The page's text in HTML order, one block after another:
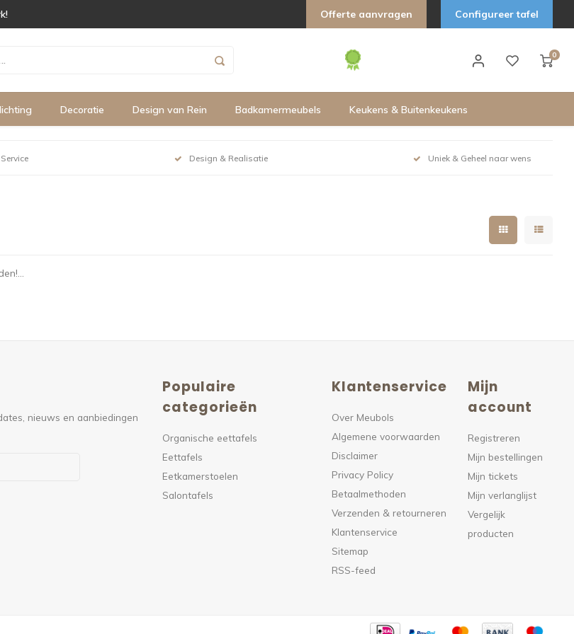
Offerte aanvragen Configureer tafel
0
Decoratie Design van Rein Badkamermeubels Keukens & Buitenkeukens
Design & Realisatie Uniek & Geheel naar wens
nieuws en aanbiedingen
Populaire
categorieën
Organische eettafels
Eettafels
Eetkamerstoelen
Salontafels
Klantenservice
Over Meubols
Algemene voorwaarden
Disclaimer
Privacy Policy
Betaalmethoden
Verzenden & retourneren
Klantenservice
Sitemap
RSS-feed
Mijn
account
Registreren
Mijn bestellingen
Mijn tickets
Mijn verlanglijst
Vergelijk
producten